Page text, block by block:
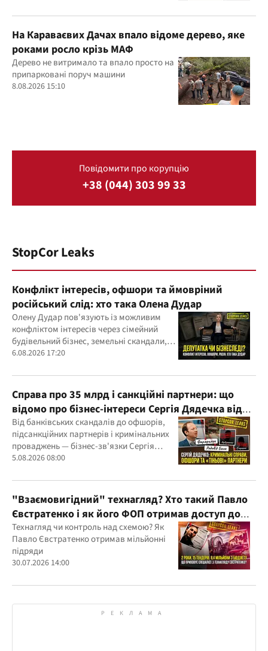
На Караваєвих Дачах впало відоме дерево, яке
роками росло крізь МАФ
Дерево не витримало та впало просто на
припарковані поруч машини
8.08.2026 15:10
Повідомити про корупцію
+38 (044) 303 99 33
StopCor Leaks
Конфлікт інтересів, офшори та ймовріний
російський слід: хто така Олена Дудар
Олену Дудар пов'язують із можливим
конфліктом інтересів через сімейний
будівельний бізнес, земельні скандали,
судові справи
6.08.2026 17:20
Справа про 35 млрд і санкційні партнери: що
відомо про бізнес-інтереси Сергія Дядечка від
"Родовід Банку" до "ФАРМАСЕЛ"
Від банківських скандалів до офшорів,
підсанкційних партнерів і кримінальних
проваджень — бізнес-зв'язки Сергія
Дядечка й досі простягаються через
5.08.2026 08:00
"Взаємовигідний" технагляд? Хто такий Павло
Євстратенко і як його ФОП отримав доступ до
бюджетних мільйонів?
Технагляд чи контроль над схемою? Як
Павло Євстратенко отримав мільйонні
підряди
30.07.2026 14:00